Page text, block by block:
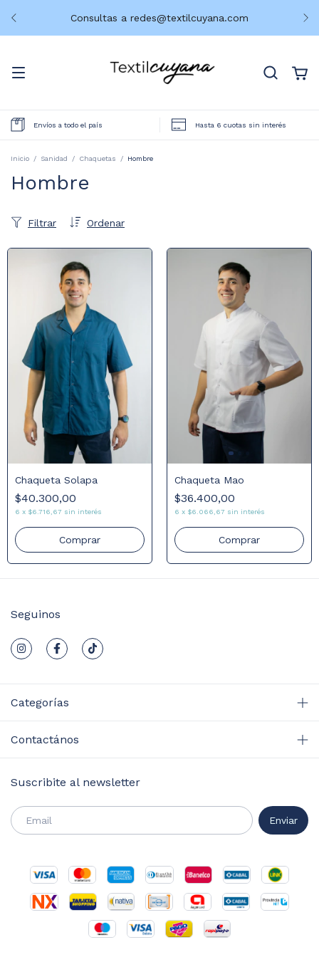
Consultas a redes@textilcuyana.com
Envíos a todo el país Hasta 6 cuotas sin interés
Inicio / Sanidad / Chaquetas / Hombre
Hombre
Ordenar
Filtrar
Chaqueta Solapa
$40.300,00
6 x $6.716,67 sin interés
Comprar
Chaqueta Mao
$36.400,00
6 x $6.066,67 sin interés
Comprar
Seguinos
Categorías
Contactános
Suscribite al newsletter